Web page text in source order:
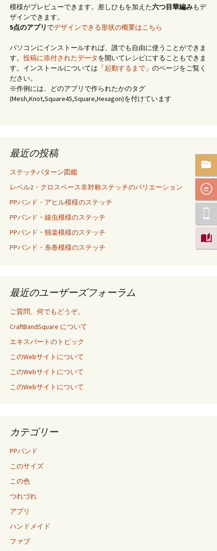
模様がプレビューできます。差しひもを加えた六つ目華編みもデ
ザインできます。
5点のアプリ でデザインできる形状の概要はこちら
パソコンにインストールすれば、誰でも自由に使うことができま
す。 投稿に添付されたデータを開いてレシピにすることもできま
す。インストールについては「起動するまで 」のページをご覧く
ださい。
※作例には、どのアプリで作られたかのタグ
(Mesh,Knot,Square45,Square,Hexagon)を付けています
最近の投稿
ステッチパターン図鑑
レベル2・クロスベース非対称ステッチのバリエーション
PPバンド・アヒル模様のステッチ
PPバンド・線虫模様のステッチ
PPバンド・独楽模様のステッチ
PPバンド・糸巻模様のステッチ
最近のユーザーズフォーラム
ご質問、何でもどうぞ。
CraftBandSquare について
エキスパートのトピック
このWebサイトについて
このWebサイトについて
このWebサイトについて
カテゴリー
PPバンド
このサイズ
この色
つれづれ
アプリ
ハンドメイド
ファブ